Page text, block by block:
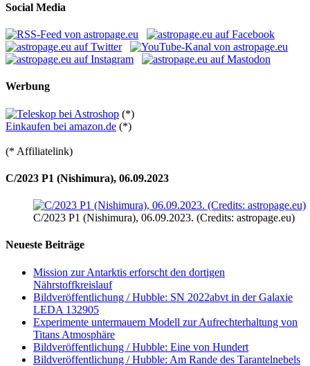
Social Media
Werbung
(*)
Einkaufen bei amazon.de (*)
(* Affiliatelink)
C/2023 P1 (Nishimura), 06.09.2023
C/2023 P1 (Nishimura), 06.09.2023. (Credits: astropage.eu)
Neueste Beiträge
Mission zur Antarktis erforscht den dortigen
Nährstoffkreislauf
Bildveröffentlichung / Hubble: SN 2022abvt in der Galaxie
LEDA 132905
Experimente untermauern Modell zur Aufrechterhaltung von
Titans Atmosphäre
Bildveröffentlichung / Hubble: Eine von Hundert
Bildveröffentlichung / Hubble: Am Rande des Tarantelnebels